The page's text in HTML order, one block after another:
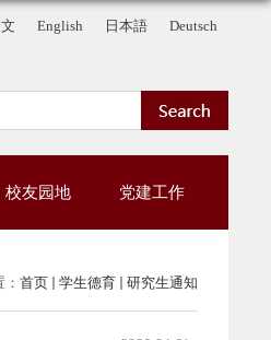
English 日本語 Deutsch
校友园地 党建工作
首页 学生德育 研究生通知